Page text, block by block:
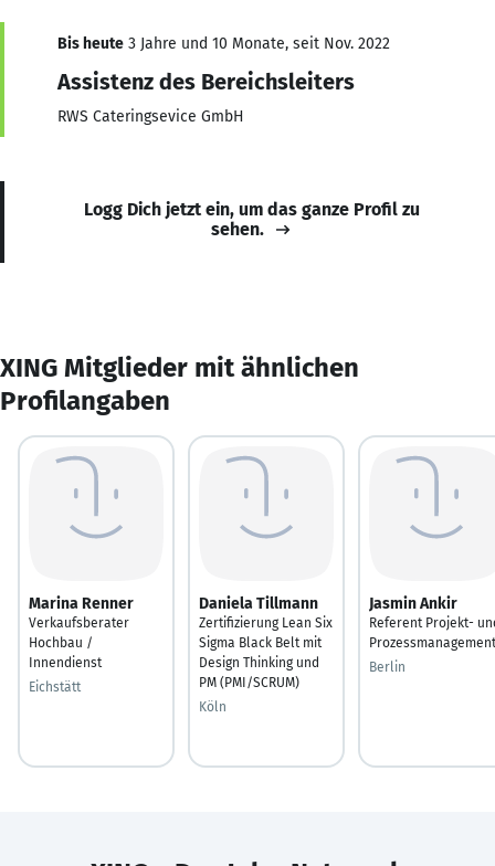
Bis heute 3 Jahre und 10 Monate, seit Nov. 2022
Assistenz des Bereichsleiters
RWS Cateringsevice GmbH
Logg Dich jetzt ein, um das ganze Profil zu
sehen.
XING Mitglieder mit ähnlichen
Profilangaben
Marina Renner
Verkaufsberater
Hochbau /
Innendienst
Eichstätt
Daniela Tillmann
Zertifizierung Lean Six
Sigma Black Belt mit
Design Thinking und
PM (PMI/SCRUM)
Köln
Jasmin Ankir
Referent Projekt-
Prozessmanagement
Berlin